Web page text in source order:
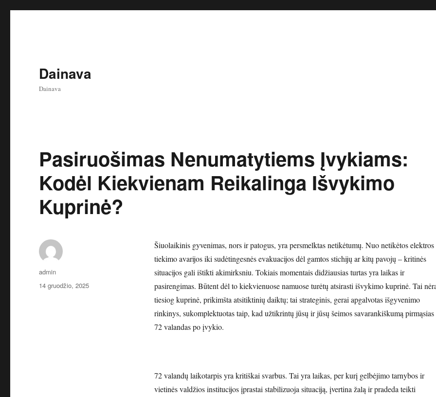
Dainava
Dainava
Pasiruošimas Nenumatytiems Įvykiams:
Kodėl Kiekvienam Reikalinga Išvykimo
Kuprinė?
Šiuolaikinis gyvenimas, nors ir patogus, yra persmelktas netikėtumų. Nuo netikėtos elektros
tiekimo avarijos iki sudėtingesnės evakuacijos dėl gamtos stichijų ar kitų pavojų – kritinės
situacijos gali ištikti akimirksniu. Tokiais momentais didžiausias turtas yra laikas ir
pasirengimas. Būtent dėl to kiekvienuose namuose turėtų atsirasti išvykimo kuprinė. Tai
tiesiog kuprinė, prikimšta atsitiktinių daiktų; tai strateginis, gerai apgalvotas išgyvenimo
rinkinys, sukomplektuotas taip, kad užtikrintų jūsų ir jūsų šeimos savarankiškumą pirmąsias
72 valandas po įvykio.
72 valandų laikotarpis yra kritiškai svarbus. Tai yra laikas, per kurį gelbėjimo tarnybos ir
vietinės valdžios institucijos įprastai stabilizuoja situaciją, įvertina žalą ir pradeda teikti
Autorius
admin
Paskelbta
14 gruodžio, 2025